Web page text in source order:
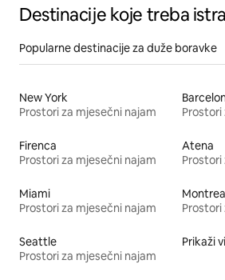
Destinacije koje treba
Popularne destinacije za duže boravke
New York
Prostori za mjesečni najam
Prostori
Firenca
Prostori za mjesečni najam
Atena
Prostori
Miami
Prostori za mjesečni najam
Prostori
Seattle
Prostori za mjesečni najam
Prikaži